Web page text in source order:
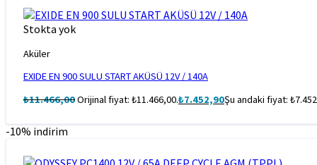
Stokta yok
Aküler
EXIDE EN 900 SULU START AKÜSÜ 12V / 140A
₺11.466,00Orijinal fiyat: ₺11.466,00.₺7.452,90Şu andaki fiyat:
-10% indirim